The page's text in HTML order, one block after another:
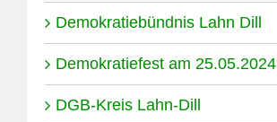
Demokratiebündnis Lahn Dill
Demokratiefest am 25.05.2024
DGB-Kreis Lahn-Dill